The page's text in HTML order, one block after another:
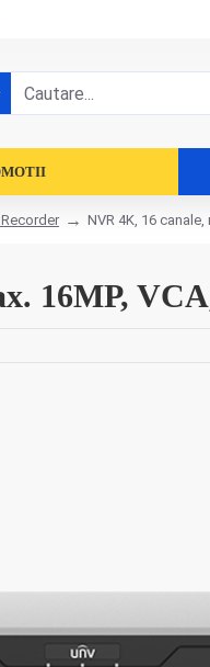
NVR 4K, 16 canale,
16MP,